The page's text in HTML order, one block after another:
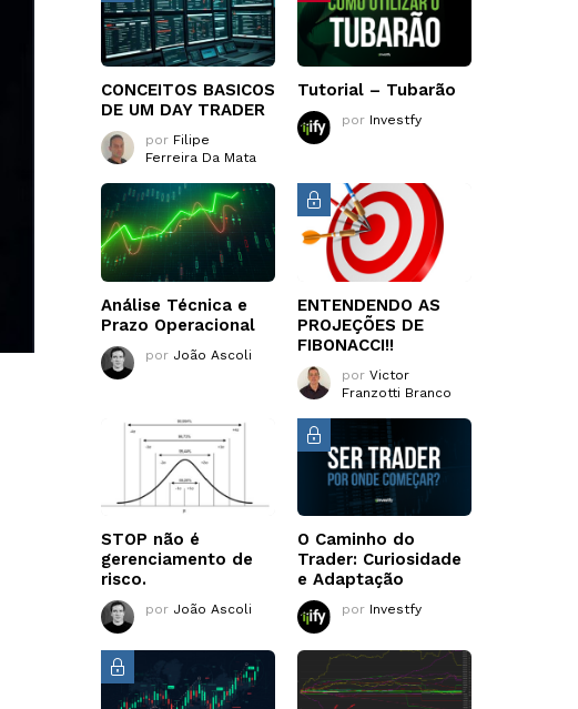
CONCEITOS BASICOS
DE UM DAY TRADER
por Filipe
Ferreira Da Mata
Tutorial – Tubarão
por Investfy
Análise Técnica e
Prazo Operacional
por João Ascoli
ENTENDENDO AS
PROJEÇÕES DE
FIBONACCI!!
por Victor
Franzotti Branco
STOP não é
gerenciamento de
risco.
por João Ascoli
O Caminho do
Trader: Curiosidade
e Adaptação
por Investfy